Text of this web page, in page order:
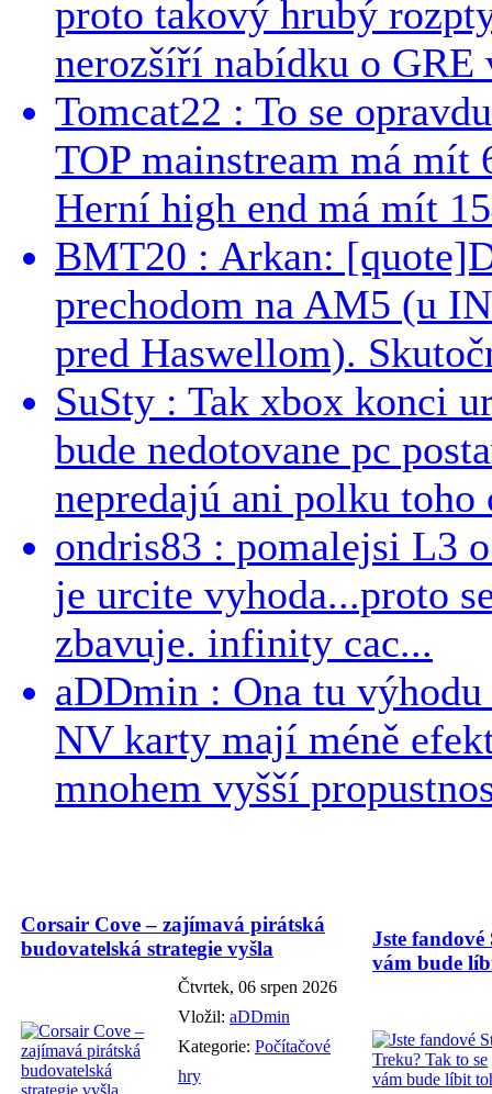
proto takový hrubý
nerozšíří nabídku o GRE
Tomcat22 : To se
TOP mainstream má
Herní high end má mít
BMT20 : Arkan:
prechodom na AM5 (u
pred Haswellom).
SuSty : Tak xbox konci
bude nedotovane pc
nepredajú ani polku toho
ondris83 : pomalejsi L3
je urcite vyhoda...proto
zbavuje. infinity cac...
aDDmin : Ona tu
NV karty mají méně
mnohem vyšší
Corsair Cove – zajímavá pirátská
budovatelská strategie vyšla
Čtvrtek, 06 srpen 2026
Vložil: aDDmin
Kategorie: Počítačové
hry
Jste
vám bude